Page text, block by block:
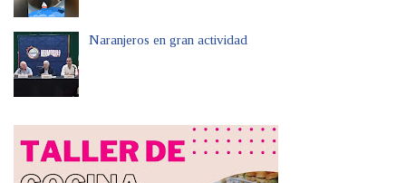
Naranjeros en gran actividad